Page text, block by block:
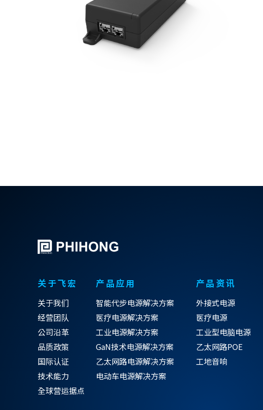
关于飞宏
关于我们
经营团队
公司沿革
品质政策
国际认证
技术能力
全球营运据点
产品应用
智能代步电源解决方案
医疗电源解决方案
工业电源解决方案
GaN技术电源解决方案
乙太网路电源解决方案
电动车电源解决方案
产品资讯
外接式电源
医疗电源
工业型电脑电源
乙太网路POE
工地音响